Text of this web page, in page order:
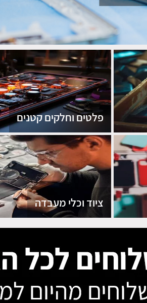
פלטים וחלקים קטנים
ציוד וכלי מעבדה